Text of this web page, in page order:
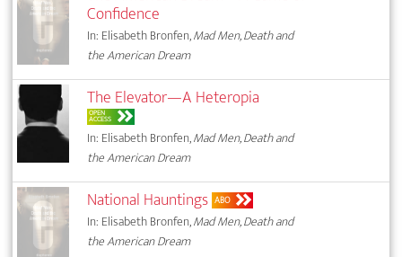
Confidence
In: Elisabeth Bronfen,Mad Men, Death and
the American Dream
The Elevator—A Heteropia
OPEN
ACCESS
In: Elisabeth Bronfen,Mad Men, Death and
the American Dream
National Hauntings ABO
In: Elisabeth Bronfen,Mad Men, Death and
the American Dream